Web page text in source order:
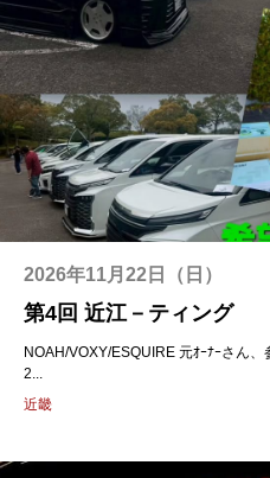
2026年11月22日（日）
第4回 近江－ティング
NOAH/VOXY/ESQUIRE 元ｵｰﾅｰさん、参
2...
近畿